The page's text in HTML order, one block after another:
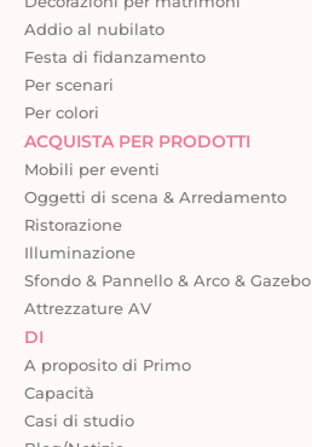
Addio al nubilato
Festa di fidanzamento
Per scenari
Per colori
ACQUISTA PER PRODOTTI
Mobili per eventi
Oggetti di scena & Arredamento
Ristorazione
Illuminazione
Sfondo & Pannello & Arco & Gazebo
Attrezzature AV
DI
A proposito di Primo
Capacità
Casi di studio